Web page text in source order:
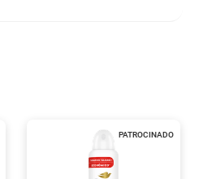
PATROCINADO